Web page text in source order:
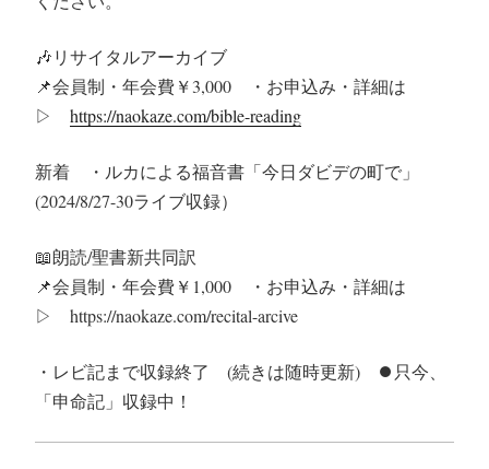
🎶リサイタルアーカイブ
📌会員制・年会費￥3,000 ・お申込み・詳細は
▷ https://naokaze.com/bible-reading
新着 ・ルカによる福音書「今日ダビデの町で」
(2024/8/27-30ライブ収録）
📖朗読/聖書新共同訳
📌会員制・年会費￥1,000 ・お申込み・詳細は
▷ https://naokaze.com/recital-arcive
・レビ記まで収録終了 (続きは随時更新) ⏺️ 只今、
「申命記」収録中！